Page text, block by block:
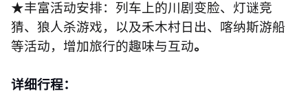
★丰富活动安排：列车上的川剧变脸、灯谜竞
猜、狼人杀游戏，以及禾木村日出、喀纳斯游船
等活动，增加旅行的趣味与互动。
详细行程：